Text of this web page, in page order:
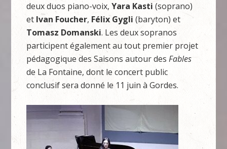
deux duos piano-voix,Yara Kasti (soprano)
et Ivan Foucher, Félix Gygli (baryton) et
Tomasz Domanski. Les deux sopranos
participent également au tout premier projet
pédagogique des Saisons autour desFables
de La Fontaine, dont le concert public
conclusif sera donné le 11 juin à Gordes.